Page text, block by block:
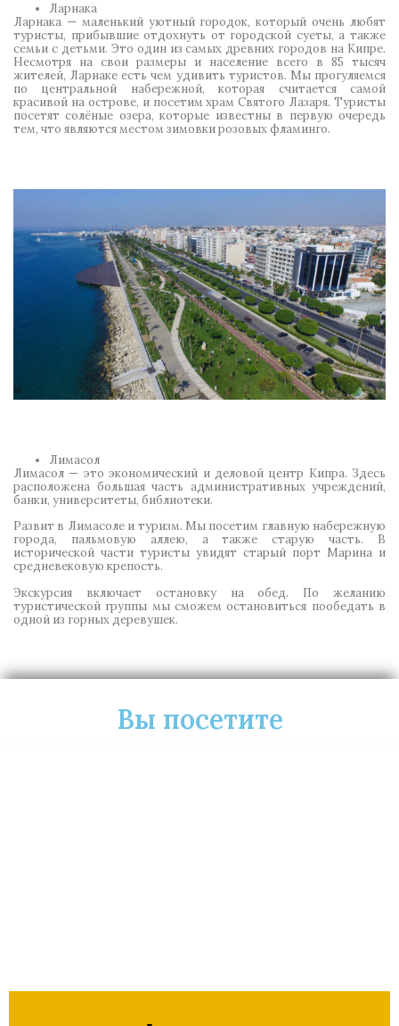
Ларнака
Ларнака — маленький уютный городок, который очень любят
туристы, прибывшие отдохнуть от городской суеты, а также
семьи с детьми. Это один из самых древних городов на Кипре.
Несмотря на свои размеры и население всего в 85 тысяч
жителей, Ларнаке есть чем удивить туристов. Мы прогуляемся
по центральной набережной, которая считается самой
красивой на острове, и посетим храм Святого Лазаря. Туристы
посетят солёные озера, которые известны в первую очередь
тем, что являются местом зимовки розовых фламинго.
Лимасол
Лимасол — это экономический и деловой центр Кипра. Здесь
расположена большая часть административных учреждений,
банки, университеты, библиотеки.
Развит в Лимасоле и туризм. Мы посетим главную набережную
города, пальмовую аллею, а также старую часть. В
исторической части туристы увидят старый порт Марина и
средневековую крепость.
Экскурсия включает остановку на обед. По желанию
туристической группы мы сможем остановиться пообедать в
одной из горных деревушек.
Вы посетите